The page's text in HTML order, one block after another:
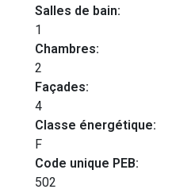
Salles de bain:
1
Chambres:
2
Façades:
4
Classe énergétique:
F
Code unique PEB:
502